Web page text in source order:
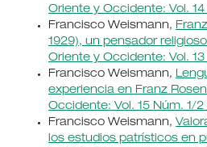
Oriente y Occidente: Vol. 14
Francisco Weismann,
1929), un pensador
Oriente y Occidente: Vol. 13
Francisco Weismann,
experiencia en Franz
Occidente: Vol. 15 Núm. 1/2
Francisco Weismann,
los estudios patrísticos en